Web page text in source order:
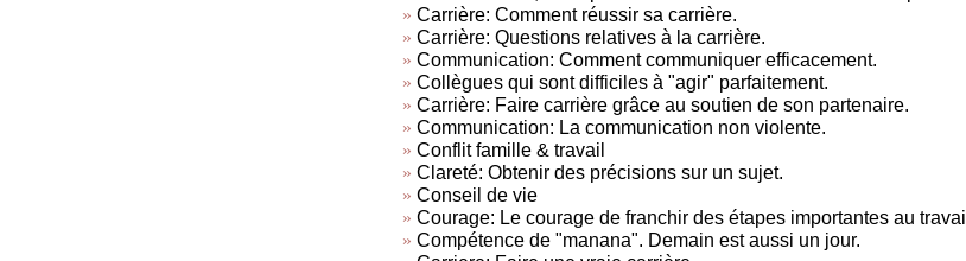
Carrière: Comment réussir sa carrière.
Carrière: Questions relatives à la carrière.
Communication: Comment communiquer efficacement.
Collègues qui sont difficiles à "agir" parfaitement.
Carrière: Faire carrière grâce au soutien de son partenaire.
Communication: La communication non violente.
Conflit famille & travail
Clareté: Obtenir des précisions sur un sujet.
Conseil de vie
Courage: Le courage de franchir des étapes importantes au
Compétence de "manana". Demain est aussi un jour.